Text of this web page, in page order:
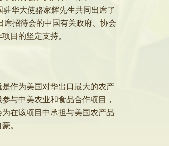
华大使骆家辉先生共同出席了
招待会的中国有关政府、协会
目的坚定支持。
作为美国对华出口最大的农产
与中美农业和食品合作项目，
在该项目中承担与美国农产品
。